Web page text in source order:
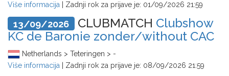
Više informacija
| Zadnji rok za prijave je: 01/09/2026 21:59
13/09/2026 CLUBMATCH Clubshow
KC de Baronie zonder/without CAC
Netherlands > Teteringen > -
Više informacija
| Zadnji rok za prijave je: 08/09/2026 21:59